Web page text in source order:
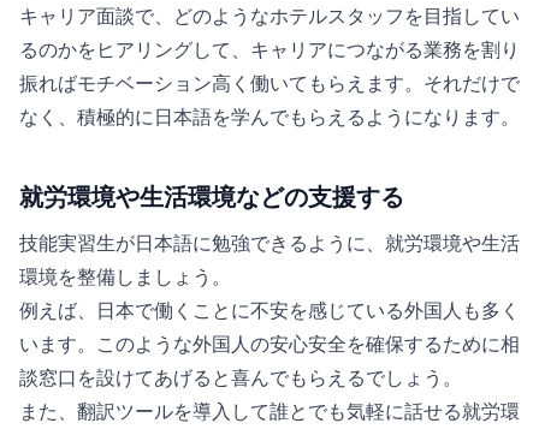
キャリア面談で、どのようなホテルスタッフを目指してい
るのかをヒアリングして、キャリアにつながる業務を割り
振ればモチベーション高く働いてもらえます。それだけで
なく、積極的に日本語を学んでもらえるようになります。
就労環境や生活環境などの支援する
技能実習生が日本語に勉強できるように、就労環境や生活
環境を整備しましょう。
例えば、日本で働くことに不安を感じている外国人も多く
います。このような外国人の安心安全を確保するために相
談窓口を設けてあげると喜んでもらえるでしょう。
また、翻訳ツールを導入して誰とでも気軽に話せる就労環